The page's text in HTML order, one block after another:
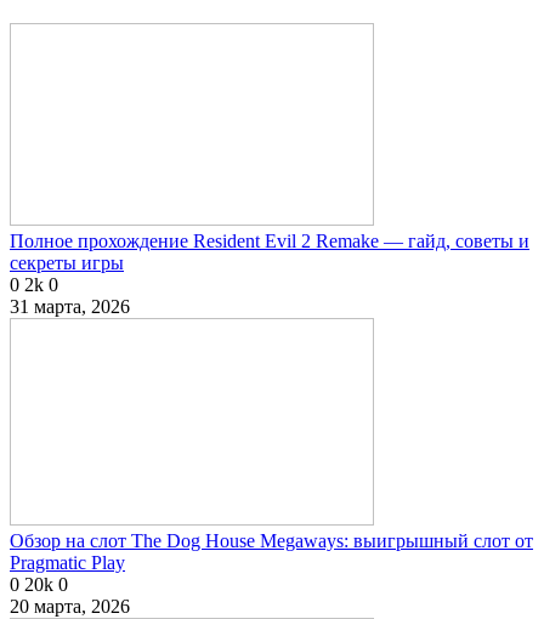
Полное прохождение Resident Evil 2 Remake — гайд, советы и
секреты игры
0 2k 0
31 марта, 2026
Обзор на слот The Dog House Megaways: выигрышный слот от
Pragmatic Play
0 20k 0
20 марта, 2026